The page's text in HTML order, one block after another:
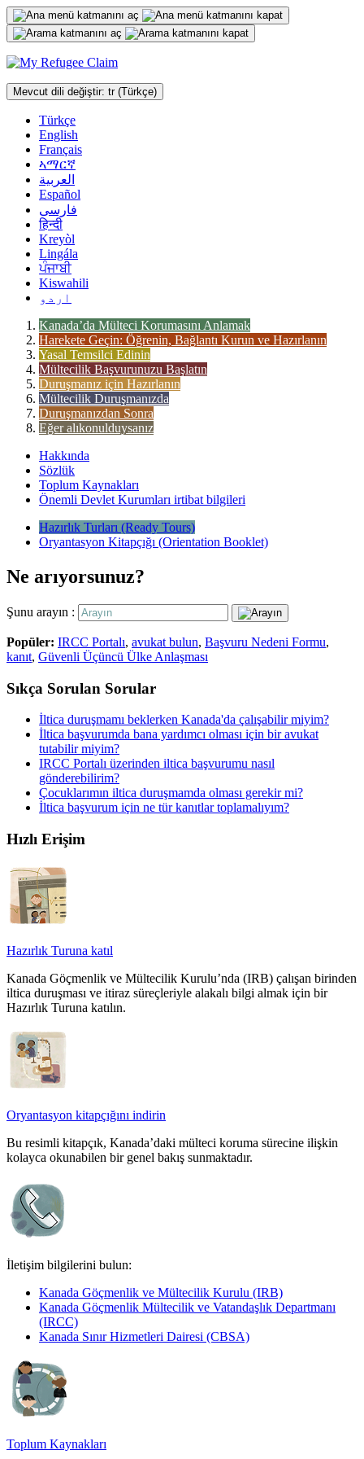
İçeriğe
geç
Mevcut dili değiştir: tr (Türkçe)
Türkçe
English
Français
ኣማርኛ
العربية
Español
فارسی
हिन्दी
Kreyòl
Lingála
ਪੰਜਾਬੀ
Kiswahili
اردو
Kanada’da Mülteci Korumasını Anlamak
Harekete Geçin: Öğrenin, Bağlantı Kurun ve Hazırlanın
Yasal Temsilci Edinin
Mültecilik Başvurunuzu Başlatın
Duruşmanız için Hazırlanın
Mültecilik Duruşmanızda
Duruşmanızdan Sonra
Eğer alıkonulduysanız
Hakkında
Sözlük
Toplum Kaynakları
Önemli Devlet Kurumları irtibat bilgileri
Hazırlık Turları (Ready Tours)
Oryantasyon Kitapçığı (Orientation Booklet)
Ne arıyorsunuz?
Şunu arayın :
Popüler: IRCC Portalı, avukat bulun, Başvuru Nedeni Formu,
kanıt, Güvenli Üçüncü Ülke Anlaşması
Sıkça Sorulan Sorular
İltica duruşmamı beklerken Kanada'da çalışabilir miyim?
İltica başvurumda bana yardımcı olması için bir avukat
tutabilir miyim?
IRCC Portalı üzerinden iltica başvurumu nasıl
gönderebilirim?
Çocuklarımın iltica duruşmamda olması gerekir mi?
İltica başvurum için ne tür kanıtlar toplamalıyım?
Hızlı Erişim
Hazırlık Turuna katıl
Kanada Göçmenlik ve Mültecilik Kurulu’nda (IRB) çalışan birinden
iltica duruşması ve itiraz süreçleriyle alakalı bilgi almak için bir
Hazırlık Turuna katılın.
Oryantasyon kitapçığını indirin
Bu resimli kitapçık, Kanada’daki mülteci koruma sürecine ilişkin
kolayca okunabilen bir genel bakış sunmaktadır.
İletişim bilgilerini bulun:
Kanada Göçmenlik ve Mültecilik Kurulu (IRB)
Kanada Göçmenlik Mültecilik ve Vatandaşlık Departmanı
(IRCC)
Kanada Sınır Hizmetleri Dairesi (CBSA)
Toplum Kaynakları